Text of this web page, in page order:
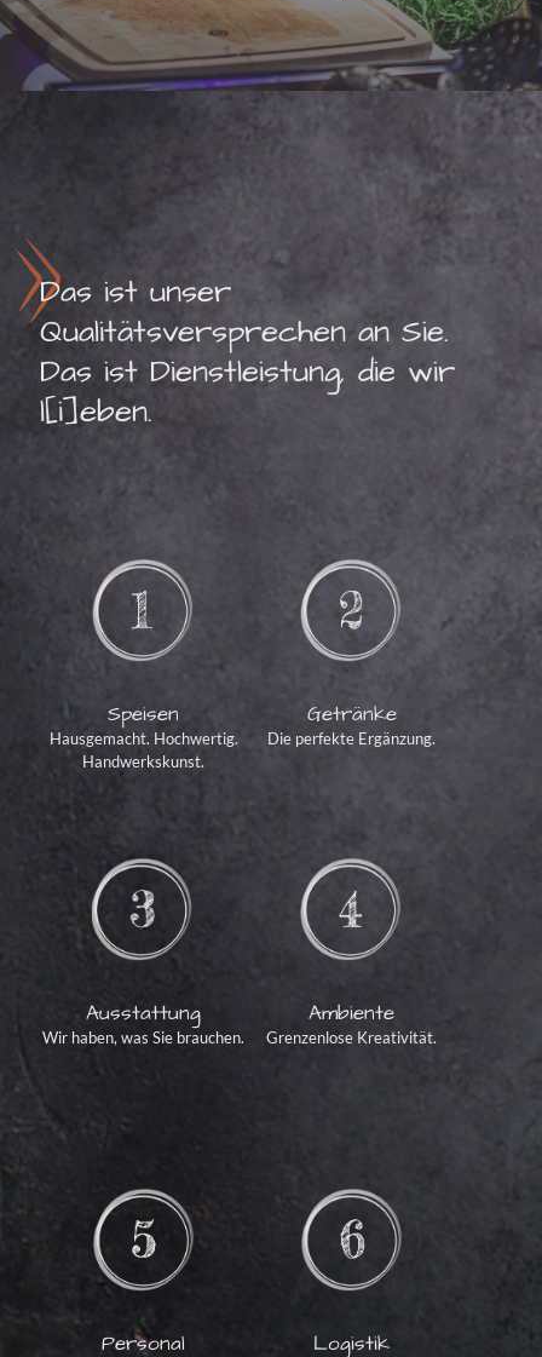
Das ist unser
Qualitätsversprechen an Sie.
Das ist Dienstleistung, die wir
l[i]eben.
Speisen
Hausgemacht. Hochwertig.
Handwerkskunst.
Getränke
Die perfekte Ergänzung.
Ausstattung
Wir haben, was Sie brauchen.
Ambiente
Grenzenlose Kreativität.
Personal Logistik